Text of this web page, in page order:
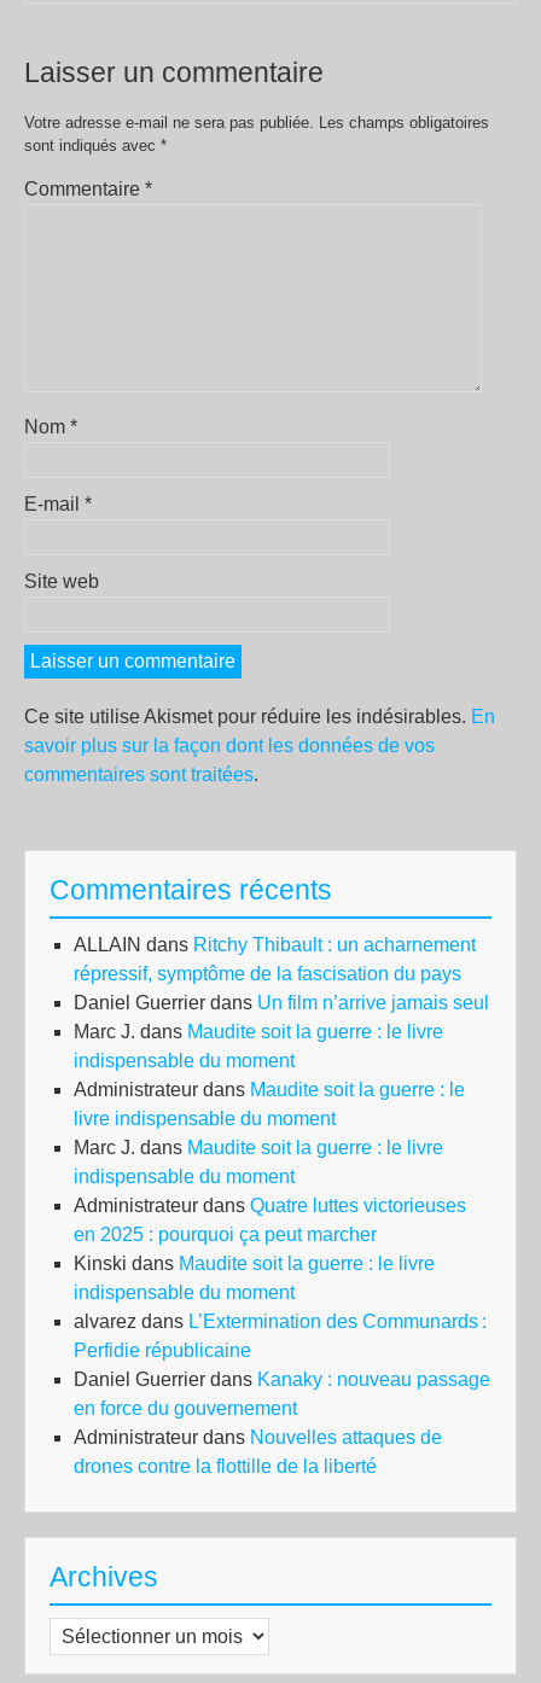
Laisser un commentaire
Votre adresse e-mail ne sera pas publiée. Les champs obligatoires
sont indiqués avec *
Commentaire *
Nom *
E-mail *
Site web
Ce site utilise Akismet pour réduire les indésirables. En
savoir plus sur la façon dont les données de vos
commentaires sont traitées.
Commentaires récents
ALLAIN dans Ritchy Thibault : un acharnement
répressif, symptôme de la fascisation du pays
Daniel Guerrier dans Un film n’arrive jamais seul
Marc J. dans Maudite soit la guerre : le livre
indispensable du moment
Administrateur dans Maudite soit la guerre : le
livre indispensable du moment
Marc J. dans Maudite soit la guerre : le livre
indispensable du moment
Administrateur dans Quatre luttes victorieuses
en 2025 : pourquoi ça peut marcher
Kinski dans Maudite soit la guerre : le livre
indispensable du moment
alvarez dans L’Extermination des Communards :
Perfidie républicaine
Daniel Guerrier dans Kanaky : nouveau passage
en force du gouvernement
Administrateur dans Nouvelles attaques de
drones contre la flottille de la liberté
Archives
Archives